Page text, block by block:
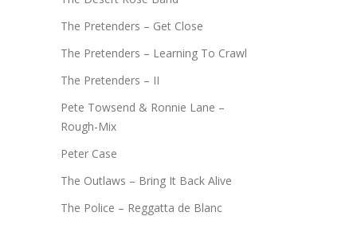
The Pretenders – Get Close
The Pretenders – Learning To Crawl
The Pretenders – II
Pete Towsend & Ronnie Lane –
Rough-Mix
Peter Case
The Outlaws – Bring It Back Alive
The Police – Reggatta de Blanc